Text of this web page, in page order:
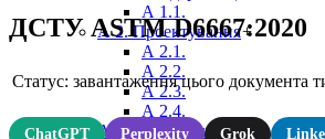
А 1.1.
А 2. Проектування+
А 2.1.
А 2.2.
А 2.3.
А 2.4.
А 3. Виробництво+
ДСТУ ASTM D6667:2020
Статус: завантаження цього документа
ChatGPT Perplexity Grok